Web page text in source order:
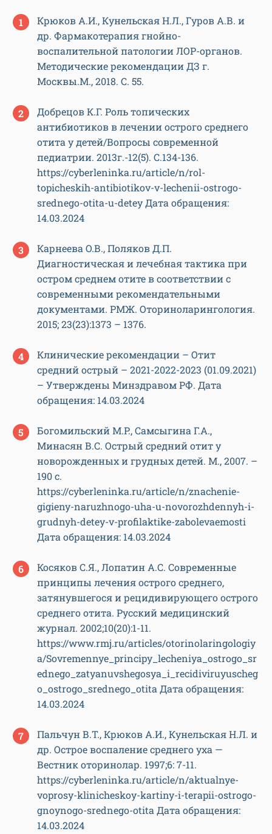
Крюков А.И., Кунельская Н.Л., Гуров А.В. и
др. Фармакотерапия гнойно-
воспалительной патологии ЛОР-органов.
Методические рекомендации ДЗ г.
Москвы.М., 2018. С. 55.
Добрецов К.Г. Роль топических
антибиотиков в лечении острого среднего
отита у детей/Вопросы современной
педиатрии. 2013г.-12(5). С.134-136.
https://cyberleninka.ru/article/n/rol-
topicheskih-antibiotikov-v-lechenii-ostrogo-
srednego-otita-u-detey Дата обращения:
14.03.2024
Карнеева О.В., Поляков Д.П.
Диагностическая и лечебная тактика при
остром среднем отите в соответствии с
современными рекомендательными
документами. РМЖ. Оториноларингология.
2015; 23(23):1373 – 1376.
Клинические рекомендации – Отит
средний острый – 2021-2022-2023 (01.09.2021)
– Утверждены Минздравом РФ. Дата
обращения: 14.03.2024
Богомильский М.Р., Самсыгина Г.А.,
Минасян В.С. Острый средний отит у
новорожденных и грудных детей. М., 2007. –
190 с.
https://cyberleninka.ru/article/n/znachenie-
gigieny-naruzhnogo-uha-u-novorozhdennyh-i-
grudnyh-detey-v-profilaktike-zabolevaemosti
Дата обращения: 14.03.2024
Косяков С.Я., Лопатин А.С. Современные
принципы лечения острого среднего,
затянувшегося и рецидивирующего острого
среднего отита. Русский медицинский
журнал. 2002;10(20):1-11.
https://www.rmj.ru/articles/otorinolaringologiy
a/Sovremennye_principy_lecheniya_ostrogo_sr
ednego_zatyanuvshegosya_i_recidiviruyuscheg
o_ostrogo_srednego_otita Дата обращения:
14.03.2024
Пальчун В.Т., Крюков А.И., Кунельская Н.Л. и
др. Острое воспаление среднего уха —
Вестник оторинолар. 1997;6: 7-11.
https://cyberleninka.ru/article/n/aktualnye-
voprosy-klinicheskoy-kartiny-i-terapii-ostrogo-
gnoynogo-srednego-otita Дата обращения:
14.03.2024